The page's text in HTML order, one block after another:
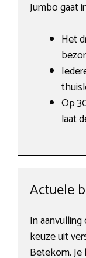
Jumbo gaat
Het
Op
laat
Actuele
In
keuze uit
Betekom.